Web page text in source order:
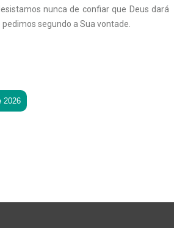
nunca de confiar que Deus dará
segundo a Sua vontade.
2026